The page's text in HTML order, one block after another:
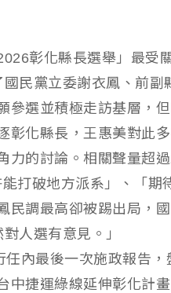
彰化縣長選舉」最受
民黨立委謝衣鳳、前副
參選並積極走訪基層，
彰化縣長，王惠美對此
力的討論。相關聲量超
打破地方派系」、「期
民調最高卻被踢出局，
人選有意見。」
內最後一次施政報告，
中捷運綠線延伸彰化計